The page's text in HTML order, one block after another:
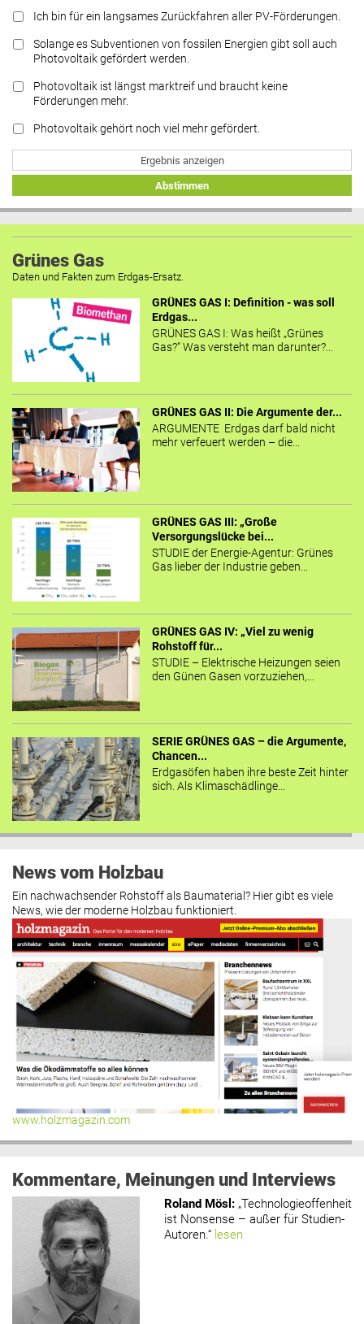
Ich bin für ein langsames Zurückfahren aller PV-Förderungen.
Solange es Subventionen von fossilen Energien gibt soll auch
Photovoltaik gefördert werden.
Photovoltaik ist längst marktreif und braucht keine
Förderungen mehr.
Photovoltaik gehört noch viel mehr gefördert.
Ergebnis anzeigen
Abstimmen
Grünes Gas
Daten und Fakten zum Erdgas-Ersatz.
GRÜNES GAS I: Definition - was soll
Erdgas...
GRÜNES GAS I: Was heißt „Grünes
Gas?“ Was versteht man darunter?...
GRÜNES GAS II: Die Argumente der...
ARGUMENTE Erdgas darf bald nicht
mehr verfeuert werden – die...
GRÜNES GAS III: „Große
Versorgungslücke bei...
STUDIE der Energie-Agentur: Grünes
Gas lieber der Industrie geben...
GRÜNES GAS IV: „Viel zu wenig
Rohstoff für...
STUDIE – Elektrische Heizungen seien
den Günen Gasen vorzuziehen,...
SERIE GRÜNES GAS – die Argumente,
Chancen...
Erdgasöfen haben ihre beste Zeit hinter
sich. Als Klimaschädlinge...
News vom Holzbau
Ein nachwachsender Rohstoff als Baumaterial? Hier gibt es viele
News, wie der moderne Holzbau funktioniert.
www.holzmagazin.com
Kommentare, Meinungen und Interviews
Roland Mösl : „Technologieoffenheit
ist Nonsense – außer für Studien-
Autoren.“ lesen